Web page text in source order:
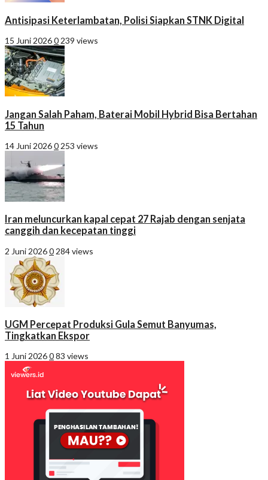
Antisipasi Keterlambatan, Polisi Siapkan STNK Digital
15 Juni 20260 239 views
Jangan Salah Paham, Baterai Mobil Hybrid Bisa Bertahan
15 Tahun
14 Juni 20260 253 views
Iran meluncurkan kapal cepat 27 Rajab dengan senjata
canggih dan kecepatan tinggi
2 Juni 20260 284 views
UGM Percepat Produksi Gula Semut Banyumas,
Tingkatkan Ekspor
1 Juni 2026083 views